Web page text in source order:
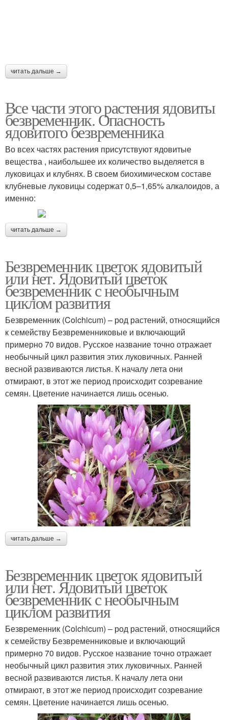
читать дальше →
Все части этого растения ядовиты
безвременник. Опасность
ядовитого безвременника
Во всех частях растения присутствуют ядовитые
вещества , наибольшее их количество выделяется в
луковицах и клубнях. В своем биохимическом составе
клубневые луковицы содержат 0,5–1,65% алкалоидов, а
именно:
читать дальше →
Безвременник цветок ядовитый
или нет. Ядовитый цветок
безвременник с необычным
циклом развития
Безвременник (Colchicum) – род растений, относящийся
к семейству Безвременниковые и включающий
примерно 70 видов. Русское название точно отражает
необычный цикл развития этих луковичных. Ранней
весной развиваются листья. К началу лета они
отмирают, в этот же период происходит созревание
семян. Цветение начинается лишь осенью.
читать дальше →
Безвременник цветок ядовитый
или нет. Ядовитый цветок
безвременник с необычным
циклом развития
Безвременник (Colchicum) – род растений, относящийся
к семейству Безвременниковые и включающий
примерно 70 видов. Русское название точно отражает
необычный цикл развития этих луковичных. Ранней
весной развиваются листья. К началу лета они
отмирают, в этот же период происходит созревание
семян. Цветение начинается лишь осенью.